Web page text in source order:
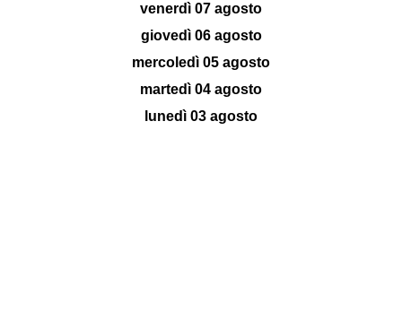
venerdì 07 agosto
giovedì 06 agosto
mercoledì 05 agosto
martedì 04 agosto
lunedì 03 agosto